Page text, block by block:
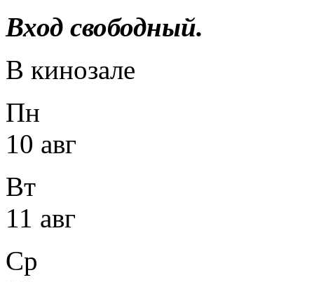
Вход свободный.
В кинозале
Пн
10 авг
Вт
11 авг
Ср